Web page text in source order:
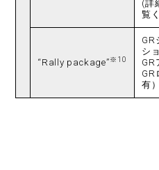
(詳
覧
“Rally package”※10
GR
シ
GR
GR
有）